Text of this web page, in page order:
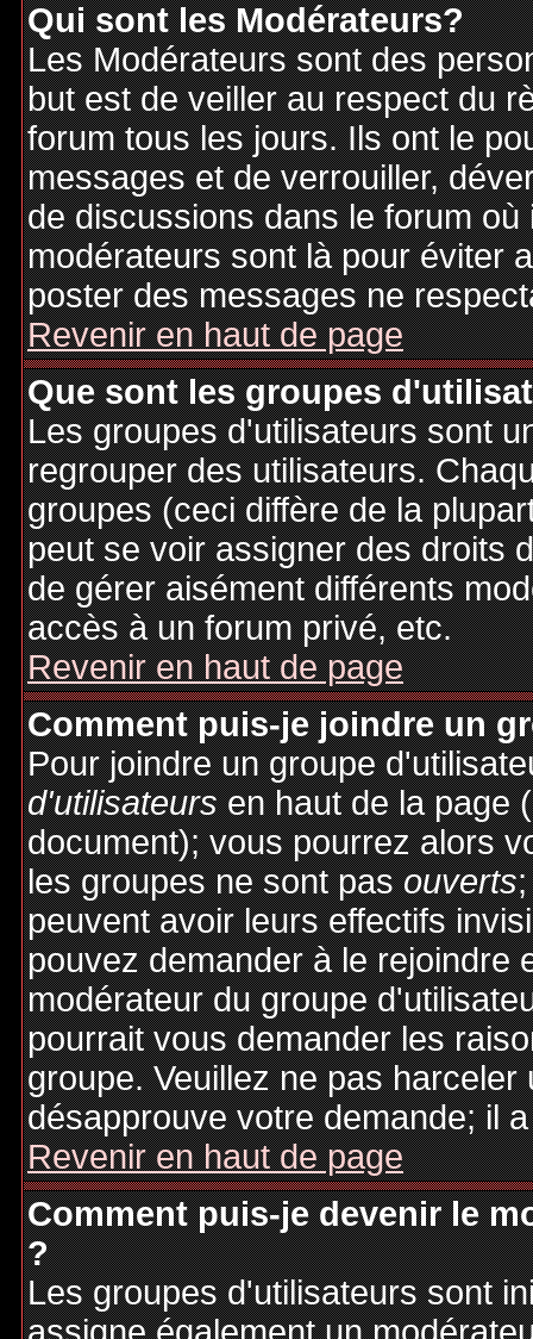
Qui sont les Modérateurs?
Les Modérateurs sont des
but est de veiller au respect du
forum tous les jours. Ils ont le
messages et de verrouiller,
de discussions dans le forum
modérateurs sont là pour éviter
poster des messages ne
Revenir en haut de page
Que sont les groupes
Les groupes d'utilisateurs sont
regrouper des utilisateurs.
groupes (ceci diffère de la
peut se voir assigner des droits
de gérer aisément différents
accès à un forum privé, etc.
Revenir en haut de page
Comment puis-je joindre un
Pour joindre un groupe
d'utilisateursen haut de la page
document); vous pourrez alors
les groupes ne sont pasouverts
peuvent avoir leurs effectifs
pouvez demander à le rejoindre
modérateur du groupe
pourrait vous demander les
groupe. Veuillez ne pas
désapprouve votre demande; il
Revenir en haut de page
Comment puis-je devenir le
?
Les groupes d'utilisateurs sont